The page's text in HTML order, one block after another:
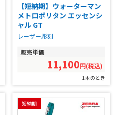
【短納期】ウォーターマン
メトロポリタン エッセンシ
ャル GT
レーザー彫刻
販売単価
11,100円(税込)
1本のとき
短納期